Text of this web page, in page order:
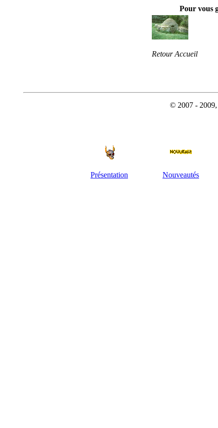
Pour vous
Retour Accueil
© 2007 - 2009,
Présentation Nouveautés